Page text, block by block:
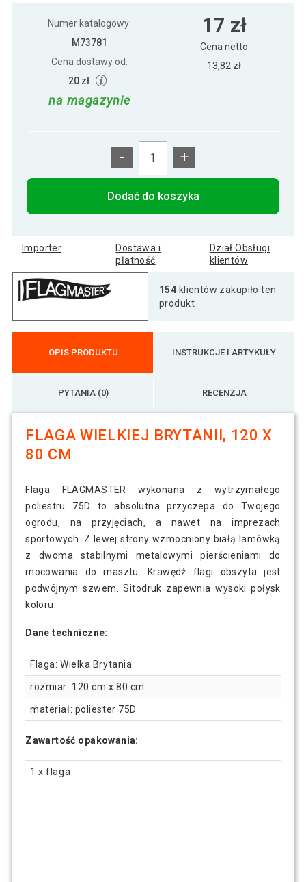
Flaga Bawarii - 120 cm x 80 cm
13 zł
Flaga Hiszpanii - 120 cm x 80 cm 13 zł
Flaga Holandii - 120 cm x 80 cm 13 zł
Flaga Niemiec - 120 cm x 80 cm
Flaga niemiecka - orzeł - emblemat - 120
cm x 80 cm
15 zł
Flaga Norwegii - 120 cm x 80 cm 11 zł
Flaga Polski - 120 cm x 80 cm
Flaga Republiki Czeskiej - 120 cm x 80 cm
Flaga Szwajcarii - 120 cm x 80 cm
Numer katalogowy:
M73781
Cena dostawy od:
20 zł
na magazynie
17 zł
Cena netto
13,82 zł
- +
Dodać do koszyka
Importer
Dostawa i
płatność
Dział Obsługi
klientów
154 klientów zakupiło ten
produkt
OPIS PRODUKTU INSTRUKCJE I ARTYKUŁY
PYTANIA (0) RECENZJA
FLAGA WIELKIEJ BRYTANII, 120 X
80 CM
Flaga FLAGMASTER wykonana z wytrzymałego
poliestru 75D to absolutna przyczepa do Twojego
ogrodu, na przyjęciach, a nawet na imprezach
sportowych. Z lewej strony wzmocniony białą lamówką
z dwoma stabilnymi metalowymi pierścieniami do
mocowania do masztu. Krawędź flagi obszyta jest
podwójnym szwem. Sitodruk zapewnia wysoki połysk
koloru.
Dane techniczne:
Flaga: Wielka Brytania
rozmiar: 120 cm x 80 cm
materiał: poliester 75D
Zawartość opakowania:
1 x flaga